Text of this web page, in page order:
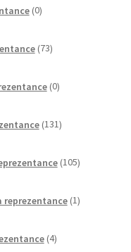
0izdelkov
73izdelkov
0izdelkov
131izdelkov
105izdelkov
reprezentance 1izdelek
4izdelki